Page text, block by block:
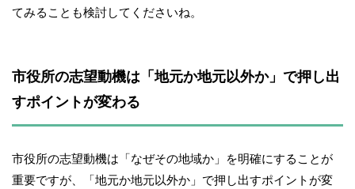
てみることも検討してくださいね。
市役所の志望動機は「地元か地元以外か」で押し出
すポイントが変わる
市役所の志望動機は「なぜその地域か」を明確にすることが
重要ですが、「地元か地元以外か」で押し出すポイントが変